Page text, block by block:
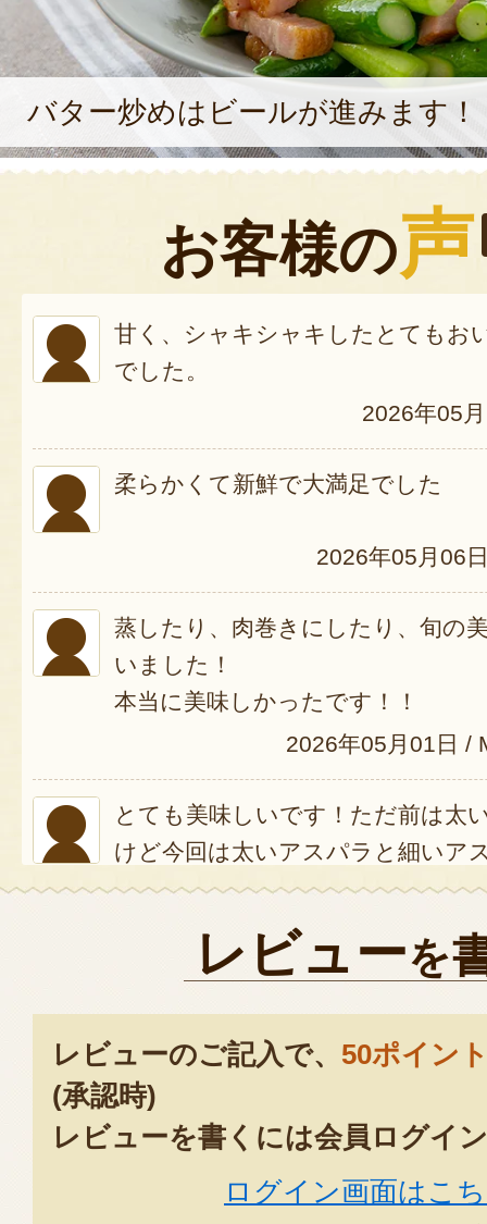
バター炒めはビールが進みます！
お客様の声
甘く、シャキシャキしたとてもお
でした。
2026年05
柔らかくて新鮮で大満足でした
2026年05月06
蒸したり、肉巻きにしたり、旬の
いました！
本当に美味しかったです！！
2026年05月01日 /
とても美味しいです！ただ前は太
けど今回は太いアスパラと細いア
た。
2026年04月26日
2026年04月26日
まず、素焼きにしました。甘っ！
次に豚バラ薄切りを巻きつけて塩
レビューを
レビューのご記入で、 50ポイン
(承認時)
レビューを書くには会員ログイ
ログイン画面はこ